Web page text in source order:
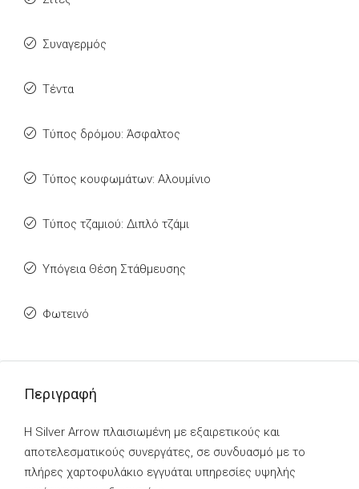
Συναγερμός
Τέντα
Τύπος δρόμου: Άσφαλτος
Τύπος κουφωμάτων: Αλουμίνιο
Τύπος τζαμιού: Διπλό τζάμι
Υπόγεια Θέση Στάθμευσης
Φωτεινό
Περιγραφή
Η Silver Arrow πλαισιωμένη με εξαιρετικούς και
αποτελεσματικούς συνεργάτες, σε συνδυασμό με το
πλήρες χαρτοφυλάκιο εγγυάται υπηρεσίες υψηλής